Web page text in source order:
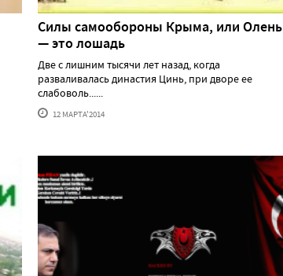
Силы самообороны Крыма, или Олень
— это лошадь
Две с лишним тысячи лет назад, когда
разваливалась династия Цинь, при дворе ее
слабоволь......
12 МАРТА'2014